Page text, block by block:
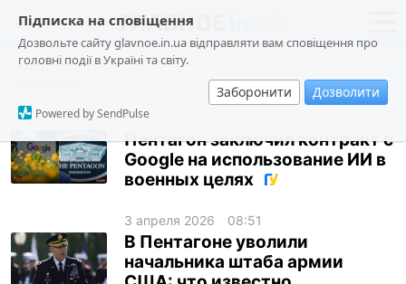
Підписка на сповіщення
Дозвольте сайту glavnoe.in.ua відправляти вам сповіщення про
головні події в Україні та світу.
Заборонити Дозволити
Powered by SendPulse
новости
о проекте
общество
происшествия
техно
спорт
пентагон
28 апреля 2026
Пентагон заключил контракт с
Google на использование ИИ в
военных целях
3 апреля 2026 08:51
В Пентагоне уволили
начальника штаба армии